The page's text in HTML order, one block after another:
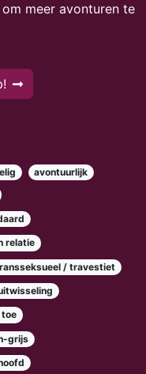
meer avonturen te
avontuurlijk
relatie
/ travestiet
toe
grijs